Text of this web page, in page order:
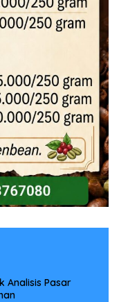
Analisis Pasar